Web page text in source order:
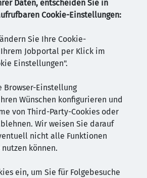
Daten, entscheiden Sie in
Cookie-Einstellungen:
Sie Ihre Cookie-
Jobportal per Klick im
Einstellungen".
Browser-Einstellung
Wünschen konfigurieren und
von Third-Party-Cookies oder
Wir weisen Sie darauf
nicht alle Funktionen
können.
ein, um Sie für Folgebesuche